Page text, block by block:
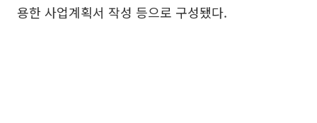
용한 사업계획서 작성 등으로 구성됐다.